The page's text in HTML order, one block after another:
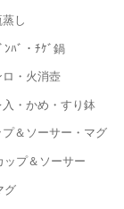
し
ﾝﾊﾞ・ﾁｹﾞ鍋
ロ・火消壺
入・かめ・すり鉢
プ＆ソーサー・マグ
ップ＆ソーサー
グ